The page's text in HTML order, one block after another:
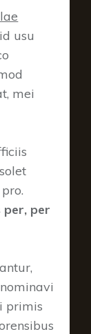
usu
mei
per
primis